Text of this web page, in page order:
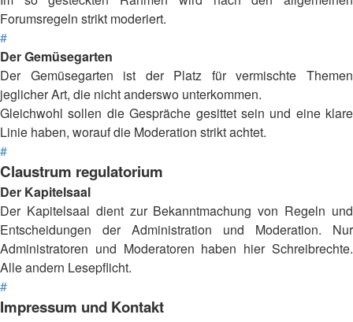
Forumsregeln strikt moderiert.
#
Der Gemüsegarten
Der Gemüsegarten ist der Platz für vermischte Themen
jeglicher Art, die nicht anderswo unterkommen.
Gleichwohl sollen die Gespräche gesittet sein und eine klare
Linie haben, worauf die Moderation strikt achtet.
#
Claustrum regulatorium
Der Kapitelsaal
Der Kapitelsaal dient zur Bekanntmachung von Regeln und
Entscheidungen der Administration und Moderation. Nur
Administratoren und Moderatoren haben hier Schreibrechte.
Alle andern Lesepflicht.
#
Impressum und Kontakt